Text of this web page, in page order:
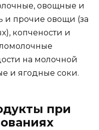
овощные и
и прочие овощи (за
копчености и
на молочной
и ягодные соки.
при